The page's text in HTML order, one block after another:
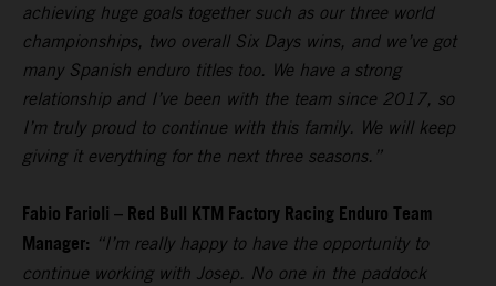
achieving huge goals together such as our three world
championships, two overall Six Days wins, and we’ve got
many Spanish enduro titles too. We have a strong
relationship and I’ve been with the team since 2017, so
I’m truly proud to continue with this family. We will keep
giving it everything for the next three seasons.”
Fabio Farioli – Red Bull KTM Factory Racing Enduro Team
Manager: “I’m really happy to have the opportunity to
continue working with Josep. No one in the paddock